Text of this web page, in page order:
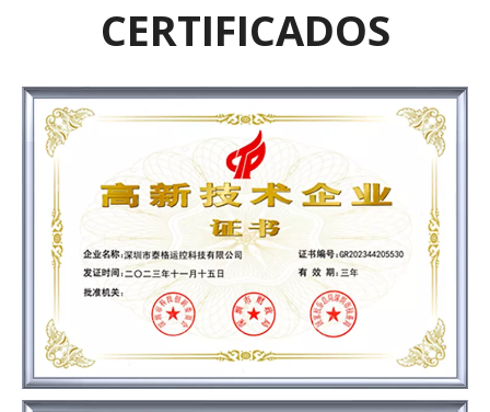
CERTIFICADOS